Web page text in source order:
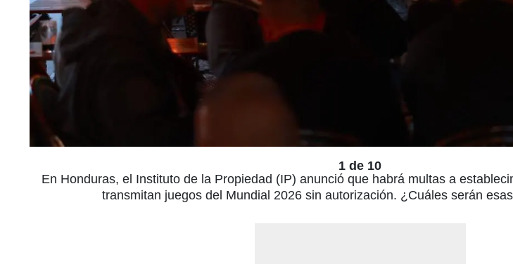
1 de 10
En Honduras, el Instituto de la Propiedad (IP) anunció que habrá multas a
transmitan juegos del Mundial 2026 sin autorización. ¿Cuáles serán